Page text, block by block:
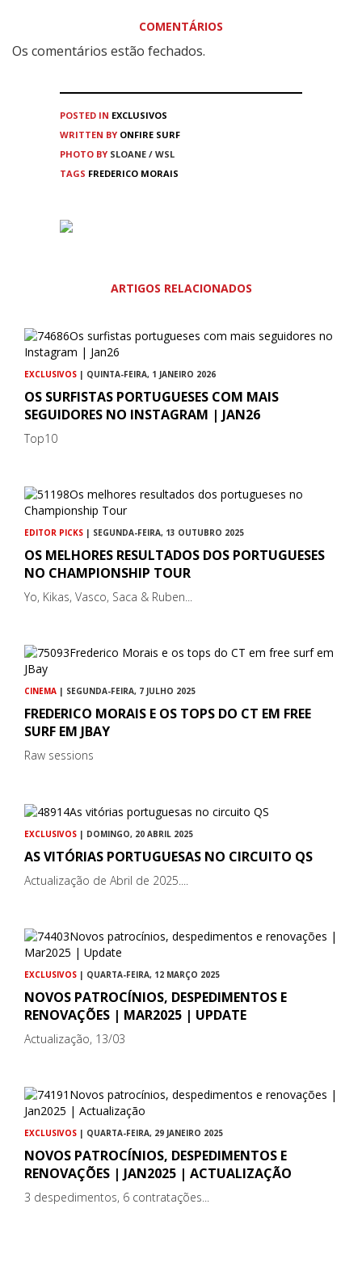
COMENTÁRIOS
Os comentários estão fechados.
POSTED IN EXCLUSIVOS
WRITTEN BY ONFIRE SURF
PHOTO BY SLOANE / WSL
TAGS FREDERICO MORAIS
ARTIGOS RELACIONADOS
EXCLUSIVOS | QUINTA-FEIRA, 1 JANEIRO 2026
OS SURFISTAS PORTUGUESES COM MAIS
SEGUIDORES NO INSTAGRAM | JAN26
Top10
EDITOR PICKS | SEGUNDA-FEIRA, 13 OUTUBRO 2025
OS MELHORES RESULTADOS DOS PORTUGUESES
NO CHAMPIONSHIP TOUR
Yo, Kikas, Vasco, Saca & Ruben...
CINEMA | SEGUNDA-FEIRA, 7 JULHO 2025
FREDERICO MORAIS E OS TOPS DO CT EM FREE
SURF EM JBAY
Raw sessions
EXCLUSIVOS | DOMINGO, 20 ABRIL 2025
AS VITÓRIAS PORTUGUESAS NO CIRCUITO QS
Actualização de Abril de 2025....
EXCLUSIVOS | QUARTA-FEIRA, 12 MARÇO 2025
NOVOS PATROCÍNIOS, DESPEDIMENTOS E
RENOVAÇÕES | MAR2025 | UPDATE
Actualização, 13/03
EXCLUSIVOS | QUARTA-FEIRA, 29 JANEIRO 2025
NOVOS PATROCÍNIOS, DESPEDIMENTOS E
RENOVAÇÕES | JAN2025 | ACTUALIZAÇÃO
3 despedimentos, 6 contratações...